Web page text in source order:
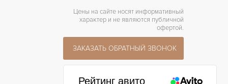
Цены на сайте носят информативный
характер и не являются публичной
офертой.
ЗАКАЗАТЬ ОБРАТНЫЙ ЗВОНОК
Рейтинг авито